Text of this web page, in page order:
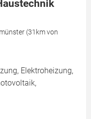
(31km von
Elektroheizung,